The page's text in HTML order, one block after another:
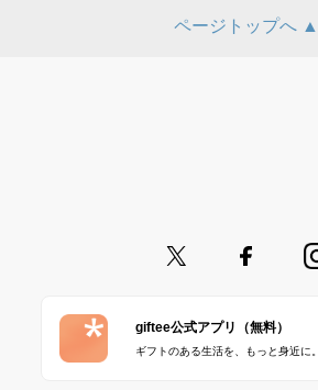
ページトップへ ▲
giftee公式アプリ（無料）
ギフトのある生活を、もっと身近に。